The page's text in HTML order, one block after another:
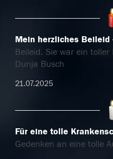
Mein herzliches Beileid
Beileid. Sie war ein toller
Dunja Busch
21.07.2025
Für eine tolle
Gedenken an eine tolle